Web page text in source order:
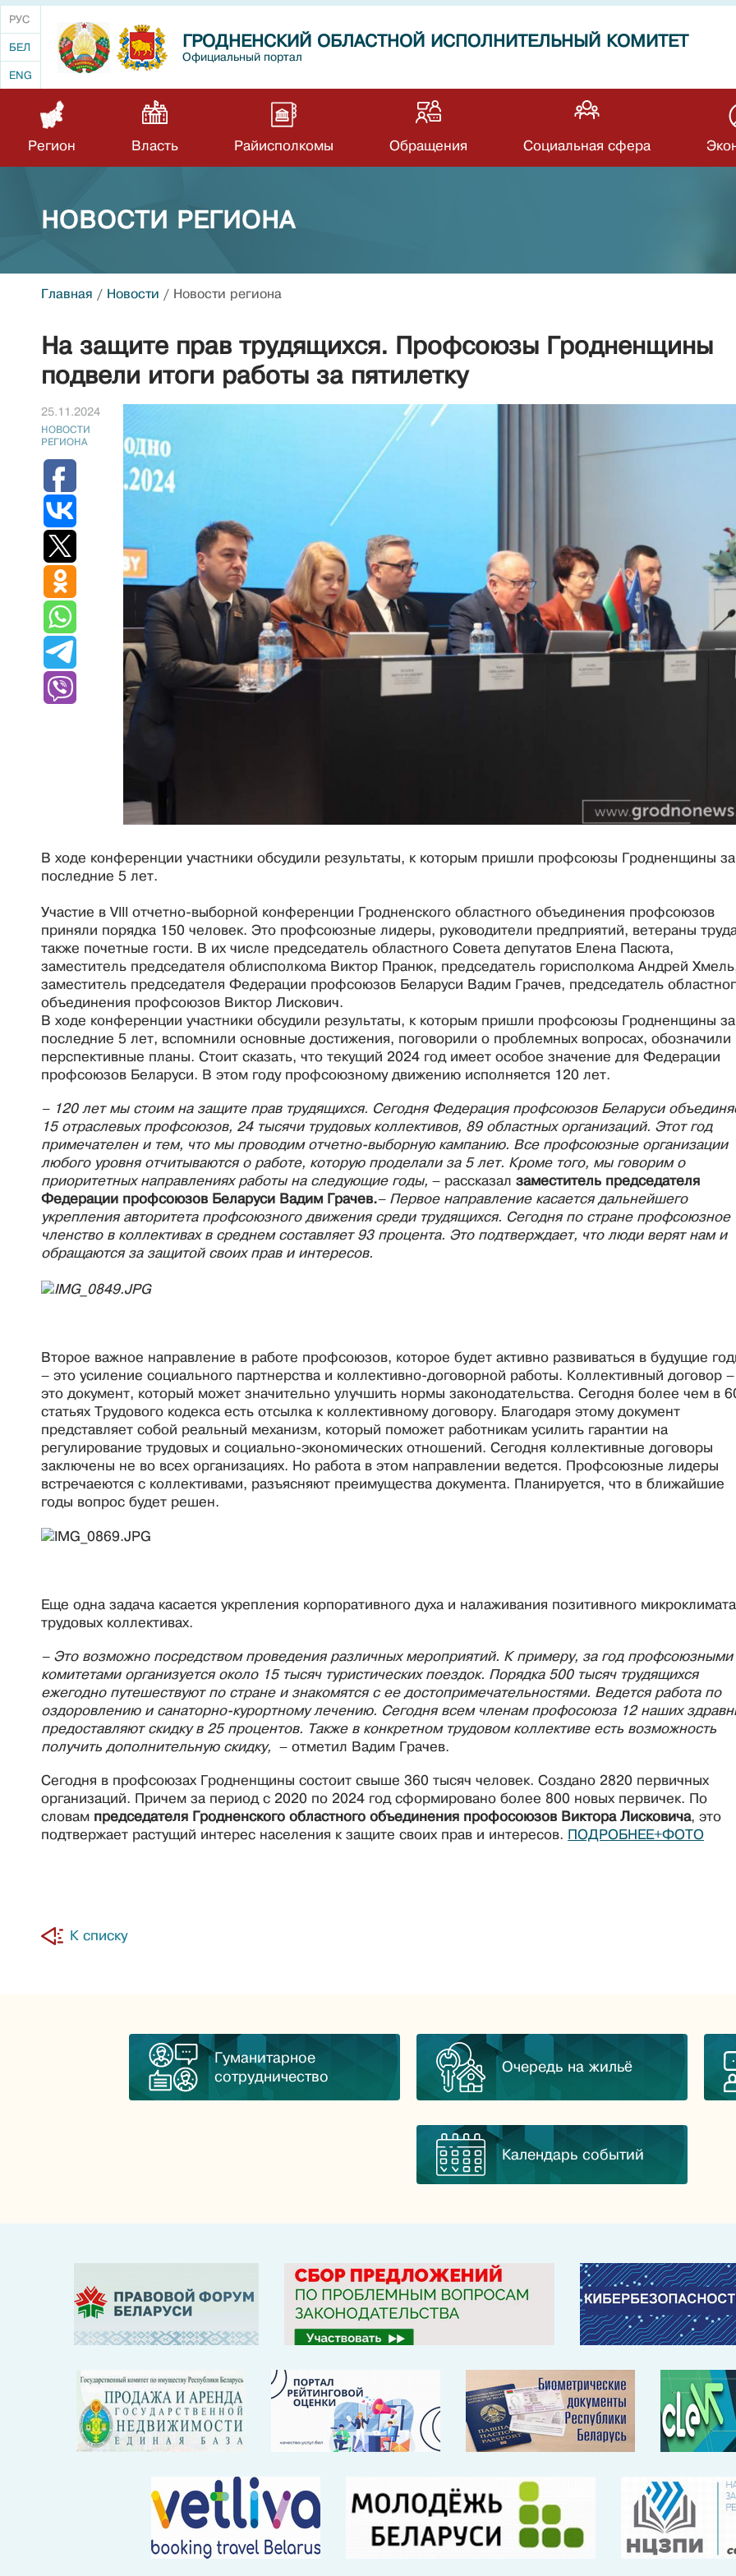
РУС
БЕЛ
ENG
ГРОДНЕНСКИЙ ОБЛАСТНОЙ ИСПОЛНИТЕЛЬНЫЙ КОМИТЕТ
Официальный портал
Регион Власть Райисполкомы Обращения Социальная сфера
НОВОСТИ РЕГИОНА
Главная / Новости / Новости региона
На защите прав трудящихся. Профсоюзы Гродненщины
подвели итоги работы за пятилетку
25.11.2024
НОВОСТИ
РЕГИОНА
В ходе конференции участники обсудили результаты, к которым пришли профсоюзы Гродненщины за
последние 5 лет.
Участие в VIII отчетно-выборной конференции Гродненского областного объединения профсоюзов
приняли порядка 150 человек. Это профсоюзные лидеры, руководители предприятий, ветераны
также почетные гости. В их числе председатель областного Совета депутатов Елена Пасюта,
заместитель председателя облисполкома Виктор Пранюк, председатель горисполкома Андрей
заместитель председателя Федерации профсоюзов Беларуси Вадим Грачев, председатель
объединения профсоюзов Виктор Лискович.
В ходе конференции участники обсудили результаты, к которым пришли профсоюзы Гродненщины за
последние 5 лет, вспомнили основные достижения, поговорили о проблемных вопросах, обозначили
перспективные планы. Стоит сказать, что текущий 2024 год имеет особое значение для Федерации
профсоюзов Беларуси. В этом году профсоюзному движению исполняется 120 лет.
– 120 лет мы стоим на защите прав трудящихся. Сегодня Федерация профсоюзов Беларуси
15 отраслевых профсоюзов, 24 тысячи трудовых коллективов, 89 областных организаций. Этот год
примечателен и тем, что мы проводим отчетно-выборную кампанию. Все профсоюзные организации
любого уровня отчитываются о работе, которую проделали за 5 лет. Кроме того, мы говорим о
приоритетных направлениях работы на следующие годы, – рассказал заместитель председателя
Федерации профсоюзов Беларуси Вадим Грачев.– Первое направление касается дальнейшего
укрепления авторитета профсоюзного движения среди трудящихся. Сегодня по стране профсоюзное
членство в коллективах в среднем составляет 93 процента. Это подтверждает, что люди верят нам и
обращаются за защитой своих прав и интересов.
Второе важное направление в работе профсоюзов, которое будет активно развиваться в будущие
– это усиление социального партнерства и коллективно-договорной работы. Коллективный договор –
это документ, который может значительно улучшить нормы законодательства. Сегодня более чем в
статьях Трудового кодекса есть отсылка к коллективному договору. Благодаря этому документ
представляет собой реальный механизм, который поможет работникам усилить гарантии на
регулирование трудовых и социально-экономических отношений. Сегодня коллективные договоры
заключены не во всех организациях. Но работа в этом направлении ведется. Профсоюзные лидеры
встречаеются с коллективами, разъясняют преимущества документа. Планируется, что в ближайшие
годы вопрос будет решен.
Еще одна задача касается укрепления корпоративного духа и налаживания позитивного
трудовых коллективах.
– Это возможно посредством проведения различных мероприятий. К примеру, за год профсоюзными
комитетами организуется около 15 тысяч туристических поездок. Порядка 500 тысяч трудящихся
ежегодно путешествуют по стране и знакомятся с ее достопримечательностями. Ведется работа по
оздоровлению и санаторно-курортному лечению. Сегодня всем членам профосоюза 12 наших
предоставляют скидку в 25 процентов. Также в конкретном трудовом коллективе есть возможность
получить дополнительную скидку, – отметил Вадим Грачев.
Сегодня в профсоюзах Гродненщины состоит свыше 360 тысяч человек. Создано 2820 первичных
организаций. Причем за период с 2020 по 2024 год сформировано более 800 новых первичек. По
словам председателя Гродненского областного объединения профосоюзов Виктора Лисковича, это
подтвержает растущий интерес населения к защите своих прав и интересов. ПОДРОБНЕЕ+ФОТО
К списку
Гуманитарное
сотрудничество
Очередь на жильё
Календарь событий